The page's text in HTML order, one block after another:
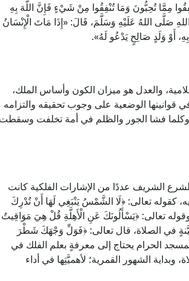
مِمَّا تُحِبُّونَ وَمَا تُنْفِقُوا مِنْ شَيْءٍ فَإِنَّ اللَّهَ بِهِ
اللهِ صَلَّى اللهُ عَلَيْهِ وَسَلَّمَ، قَالَ: «إِذَا مَاتَ الْإِنْسَانُ
أَوْ وَلَدٍ صَالِحٍ يَدْعُو لَهُ».
والعدل هو ميزان الكون وأساس الملك،
قوانينها الوضعية على وجوب تحقيقه والتزامه
وكلما فشا الجور والظلم في أمة تخلفت وسقطت
الشريف عددًا من الإشارات الفلكية كانت
كقوله تعالى: ﴿لَا الشَّمْسُ يَنْبَغِي لَهَا أَنْ تُدْرِكَ
اللَّيْلُ سَابِقُ النَّهَارِ وَكُلٌّ فِي فَلَكٍ يَسْبَحُونَ﴾ [يس: 40]، وقوله تعالى: ﴿يَسْأَلُونَكَ عَنِ الْأَهِلَّةِ قُلْ هِيَ مَوَاقِيتُ
نحو قبلةٍ معيَّنةٍ في الصلاة، قال تعالى: ﴿فَوَلِّ وَجْهَكَ شَطْرَ
القبلة جهة المسجد الحرام يحتاج إلى معرفةٍ بعلم الفلك في
الشهور القمرية؛ لأهميَّتِها في أداء